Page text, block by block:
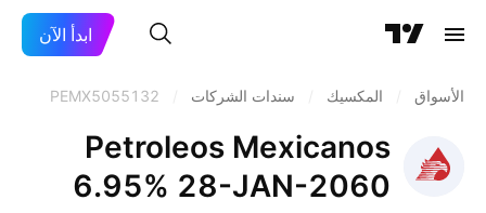
ابدأ الآن
الأسواق المكسيك سندات الشركات PEMX5055132
Petroleos Mexicanos
6.95% 28-JAN-2060